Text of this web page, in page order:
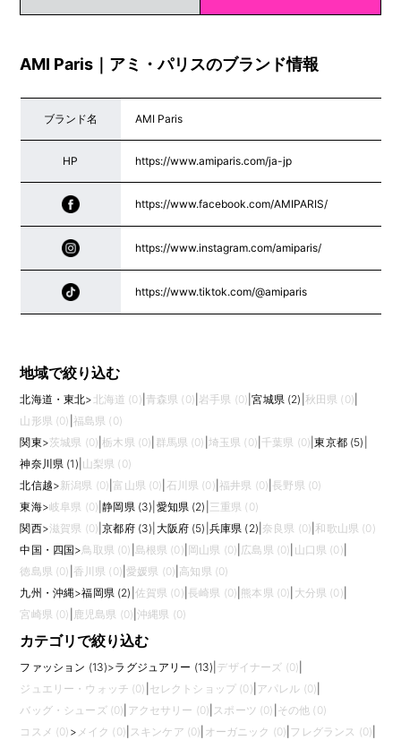
AMI Paris｜アミ・パリスのブランド情報
ブランド名 AMI Paris
HP https://www.amiparis.com/ja-jp
https://www.facebook.com/AMIPARIS/
https://www.instagram.com/amiparis/
https://www.tiktok.com/@amiparis
地域で絞り込む
北海道・東北>北海道 (0) 青森県 (0) 岩手県 (0) |宮城県 (2) 秋田県 (0)
山形県 (0) 福島県 (0)
関東>茨城県 (0) |栃木県 (0) 群馬県 (0) 埼玉県 (0) 千葉県 (0) |東京都 (5)
神奈川県 (1) 山梨県 (0)
北信越>新潟県 (0) |富山県 (0) 石川県 (0) 福井県 (0) 長野県 (0)
東海>岐阜県 (0) |静岡県 (3) 愛知県 (2) 三重県 (0)
関西>滋賀県 (0) |京都府 (3) 大阪府 (5) 兵庫県 (2) 奈良県 (0) |和歌山県 (0)
中国・四国>鳥取県 (0) 島根県 (0) 岡山県 (0) 広島県 (0) 山口県 (0)
徳島県 (0) 香川県 (0) 愛媛県 (0) 高知県 (0)
九州・沖縄>福岡県 (2) 佐賀県 (0) 長崎県 (0) 熊本県 (0) 大分県 (0)
宮崎県 (0) 鹿児島県 (0) |沖縄県 (0)
カテゴリで絞り込む
ファッション (13)>ラグジュアリー (13) デザイナーズ (0)
ジュエリー・ウォッチ (0) セレクトショップ (0) アパレル (0)
バッグ・シューズ (0) アクセサリー (0) スポーツ (0) その他 (0)
コスメ (0) > メイク (0) スキンケア (0) オーガニック (0) フレグランス (0)